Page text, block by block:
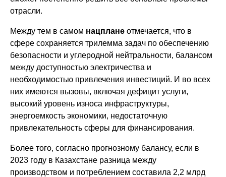
отрасли.
Между тем в самом нацплане отмечается, что в
сфере сохраняется трилемма задач по обеспечению
безопасности и углеродной нейтральности, балансом
между доступностью электричества и
необходимостью привлечения инвестиций. И во всех
них имеются вызовы, включая дефицит услуги,
высокий уровень износа инфраструктуры,
энергоемкость экономики, недостаточную
привлекательность сферы для финансирования.
Более того, согласно прогнозному балансу, если в
2023 году в Казахстане разница между
производством и потреблением составила 2,2 млрд